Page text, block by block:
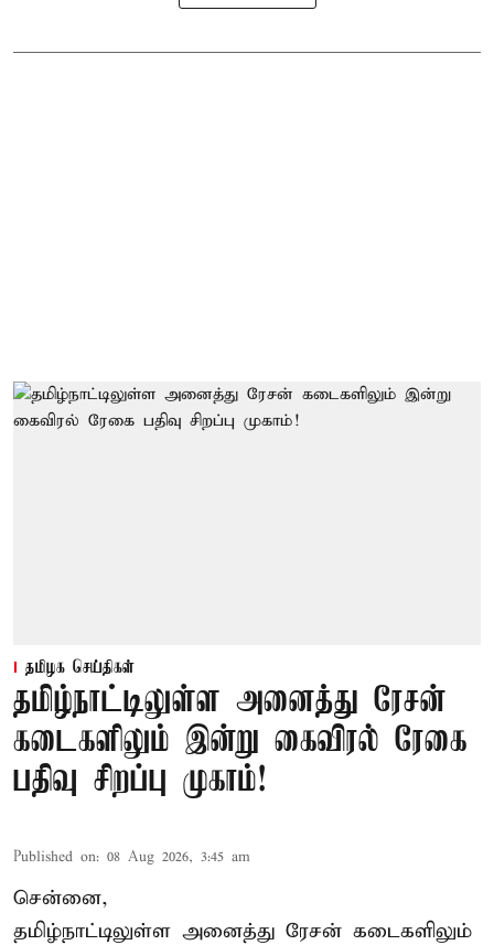
தமிழக செய்திகள்
தமிழ்நாட்டிலுள்ள அனைத்து ரேசன்
கடைகளிலும் இன்று கைவிரல் ரேகை
பதிவு சிறப்பு முகாம்!
Published on: 08 Aug 2026, 3:45 am
சென்னை,
தமிழ்நாட்டிலுள்ள அனைத்து ரேசன் கடைகளிலும்